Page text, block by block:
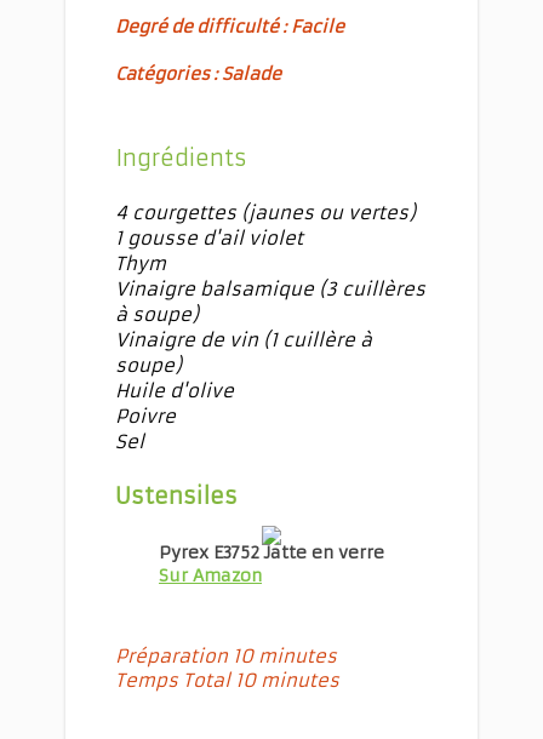
Degré de difficulté : Facile
Catégories : Salade
Ingrédients
4 courgettes (jaunes ou vertes)
1 gousse d'ail violet
Thym
Vinaigre balsamique (3 cuillères
à soupe)
Vinaigre de vin (1 cuillère à
soupe)
Huile d'olive
Poivre
Sel
Ustensiles
Pyrex E3752 Jatte en verre
Sur Amazon
Préparation 10 minutes
Temps Total 10 minutes